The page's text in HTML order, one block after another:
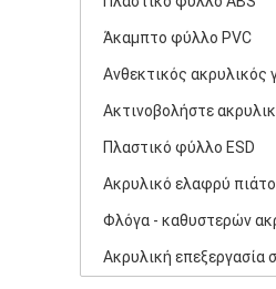
Άκαμπτο φύλλο PVC
Ανθεκτικός ακρυλικός
Ακτινοβολήστε
Πλαστικό φύλλο ESD
Ακρυλικό ελαφρύ
Φλόγα - καθυστερών
Ακρυλική επεξεργασία